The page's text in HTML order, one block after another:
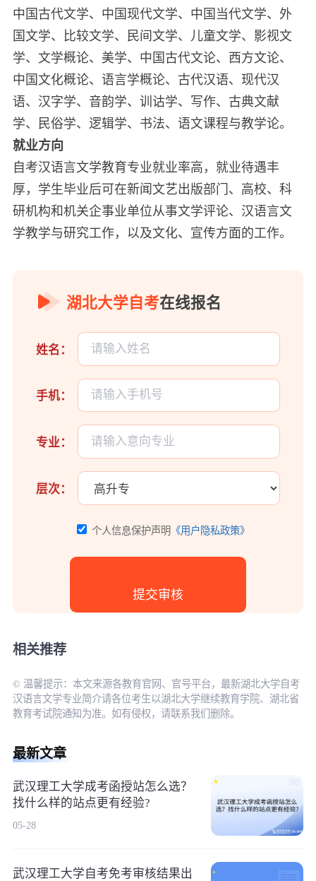
中国古代文学、中国现代文学、中国当代文学、外
国文学、比较文学、民间文学、儿童文学、影视文
学、文学概论、美学、中国古代文论、西方文论、
中国文化概论、语言学概论、古代汉语、现代汉
语、汉字学、音韵学、训诂学、写作、古典文献
学、民俗学、逻辑学、书法、语文课程与教学论。
就业方向
自考汉语言文学教育专业就业率高，就业待遇丰
厚，学生毕业后可在新闻文艺出版部门、高校、科
研机构和机关企事业单位从事文学评论、汉语言文
学教学与研究工作，以及文化、宣传方面的工作。
湖北大学自考在线报名
姓名：
手机：
专业：
层次：
个人信息保护声明 《用户隐私政策》
相关推荐
© 温馨提示：本文来源各教育官网、官号平台，最新湖北大学自考
汉语言文学专业简介请各位考生以湖北大学继续教育学院、湖北省
教育考试院通知为准。如有侵权，请联系我们删除。
最新文章
武汉理工大学成考函授站怎么选？
找什么样的站点更有经验?
05-28
武汉理工大学自考免考审核结果出